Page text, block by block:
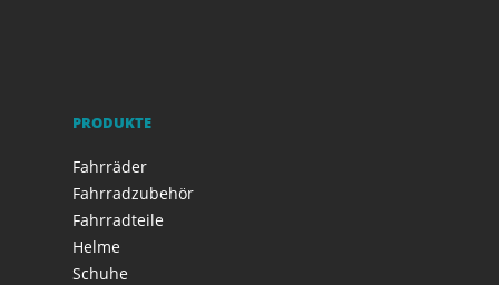
PRODUKTE
Fahrräder
Fahrradzubehör
Fahrradteile
Helme
Schuhe